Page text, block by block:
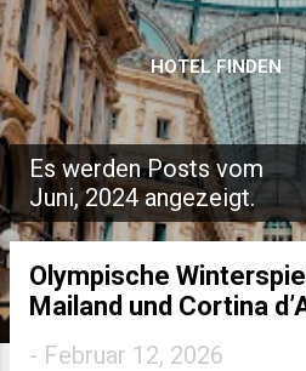
HOTEL FINDEN
P
o
Es werden Posts vom
Juni, 2024 angezeigt.
Olympische
Mailand und Cortina
- Februar 12, 2026